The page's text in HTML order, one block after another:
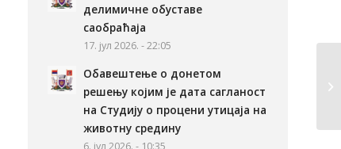
делимичне обуставе
саобраћаја
17. јул 2026. - 22:05
Обавештење о донетом
решењу којим је дата сагланост
на Студију о процени утицаја на
животну средину
6. јул 2026. - 10:35